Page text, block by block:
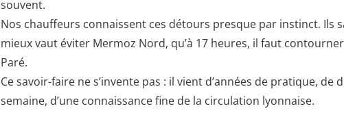
souvent.
Nos chauffeurs connaissent ces détours presque par instinct. Ils
mieux vaut éviter Mermoz Nord, qu’à 17 heures, il faut
Paré.
Ce savoir-faire ne s’invente pas : il vient d’années de pratique, de
semaine, d’une connaissance fine de la circulation lyonnaise.